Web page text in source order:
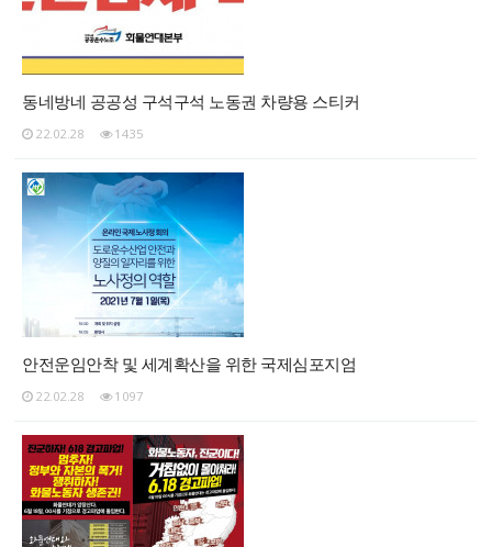
동네방네 공공성 구석구석 노동권 차량용 스티커
22.02.28 1435
안전운임안착 및 세계확산을 위한 국제심포지엄
22.02.28 1097